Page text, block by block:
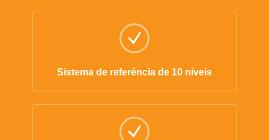
Sistema de referência de 10 níveis